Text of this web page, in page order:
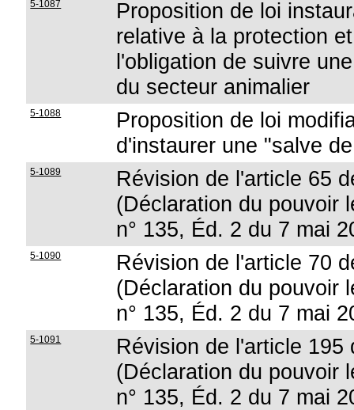
5-1087
Proposition de loi
relative à la protection
l'obligation de suivre
du secteur animalier
5-1088
Proposition de loi
d'instaurer une "salve
5-1089
Révision de l'article 65
(Déclaration du pouvoir
n° 135, Éd. 2 du 7 mai
5-1090
Révision de l'article 70
(Déclaration du pouvoir
n° 135, Éd. 2 du 7 mai
5-1091
Révision de l'article 195
(Déclaration du pouvoir
n° 135, Éd. 2 du 7 mai